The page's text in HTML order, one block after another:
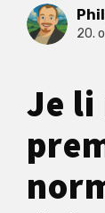
20.
Je li